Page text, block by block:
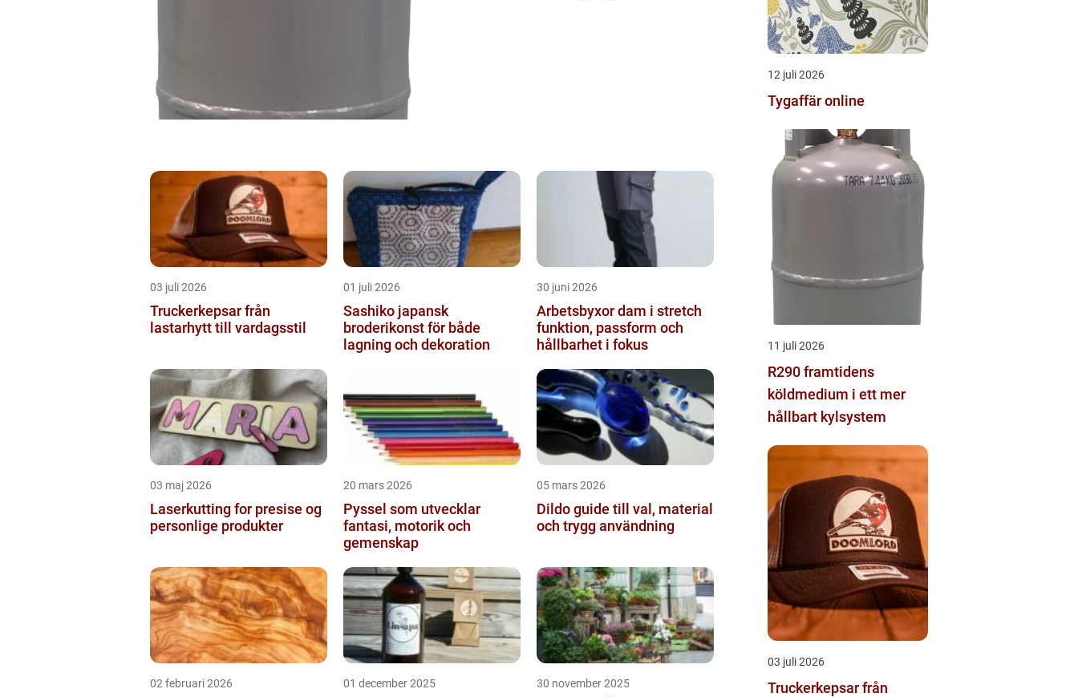
03 juli 2026
Truckerkepsar från
lastarhytt till vardagsstil
01 juli 2026
Sashiko japansk
broderikonst för både
lagning och dekoration
30 juni 2026
Arbetsbyxor dam i stretch
funktion, passform och
hållbarhet i fokus
03 maj 2026
Laserkutting for presise og
personlige produkter
20 mars 2026
Pyssel som utvecklar
fantasi, motorik och
gemenskap
05 mars 2026
Dildo guide till val, material
och trygg användning
02 februari 2026 01 december 2025 30 november 2025
12 juli 2026
Tygaffär online
11 juli 2026
R290 framtidens
köldmedium i ett mer
hållbart kylsystem
03 juli 2026
Truckerkepsar från